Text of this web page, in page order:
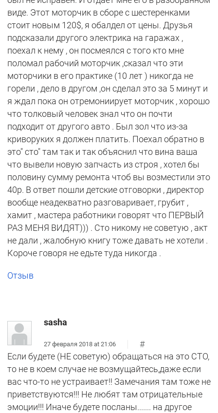
виде. Этот моторчик в сборе с шестеренками
стоит новым 120$, я обалдел от цены. Друзья
подсказали другого электрика на гаражах ,
поехал к нему , он посмеялся с того кто мне
поломал рабочий моторчик ,сказал что эти
моторчики в его практике (10 лет ) никогда не
горели , дело в другом ,он сделал это за 5 минут и
я ждал пока он отремониирует моторчик , хорошо
что толковый человек знал что он почти
подходит от другого авто . Был зол что из-за
криворуких я должен платить. Поехал обратно в
это" сто" там так и так объяснил что вина ваша
что вывели новую запчасть из строя , хотел бы
половину сумму ремонта чтоб вы возместили это
40р. В ответ пошли детские отговорки , директор
вообще неадекватно разговаривает, грубит ,
хамит , мастера работники говорят что ПЕРВЫЙ
РАЗ МЕНЯ ВИДЯТ))) . Сто никому не советую , акт
не дали , жалобную книгу тоже давать не хотели .
Короче говоря не едьте туда никогда .
Отзыв
sasha
27 февраля 2018 at 21:06
#
Если будете (НЕ советую) обращаться на это СТО,
то не в коем случае не возмущайтесь,даже если
вас что-то не устраивает!! Замечания там тоже не
приветствуются!!! Не любят там отрицательные
эмоции!!! Иначе будете посланы....... на другое